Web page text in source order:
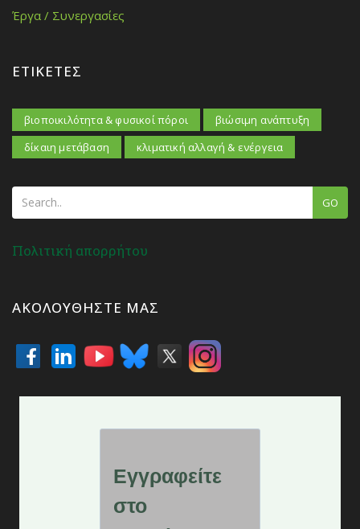
Έργα / Συνεργασίες
ΕΤΙΚΈΤΕΣ
βιοποικιλότητα & φυσικοί πόροι
βιώσιμη ανάπτυξη
δίκαιη μετάβαση
κλιματική αλλαγή & ενέργεια
GO
Πολιτική απορρήτου
ΑΚΟΛΟΥΘΉΣΤΕ ΜΑΣ